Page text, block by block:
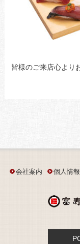
皆様のご来店心より
会社案内 個人情